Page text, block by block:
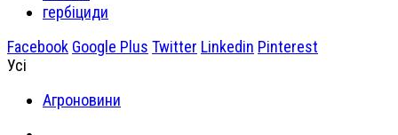
гербіциди
Facebook Google Plus Twitter Linkedin Pinterest
Усі
Агроновини